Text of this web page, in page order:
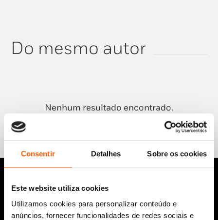
Consentir Detalhes Sobre os cookies
Este website utiliza cookies
Utilizamos cookies para personalizar conteúdo e
anúncios, fornecer funcionalidades de redes sociais e
Do mesmo autor
Nenhum resultado encontrado.